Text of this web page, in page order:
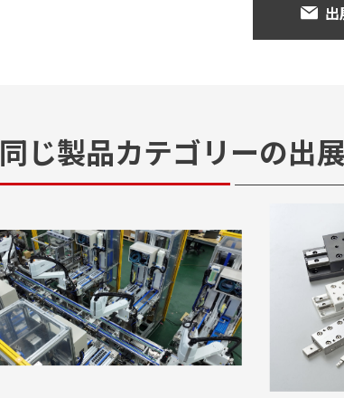
出
同じ製品カテゴリーの出